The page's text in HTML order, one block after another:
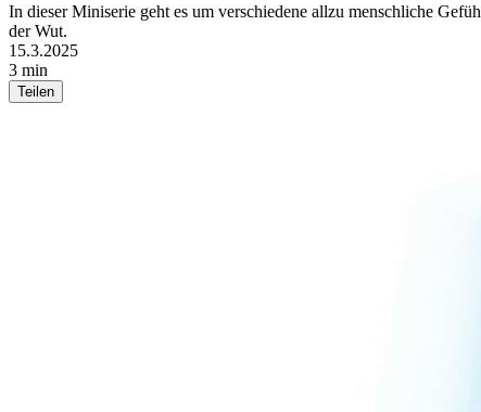
In dieser Miniserie geht es um verschiedene allzu menschliche
der Wut.
15.3.2025
3 min
Teilen